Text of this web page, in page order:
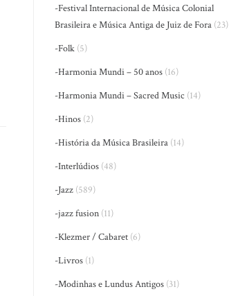
-Festival Internacional de Música Colonial
Brasileira e Música Antiga de Juiz de Fora (23)
-Folk (5)
-Harmonia Mundi – 50 anos (16)
-Harmonia Mundi – Sacred Music (14)
-Hinos (2)
-História da Música Brasileira (14)
-Interlúdios (48)
-Jazz (589)
-jazz fusion (11)
-Klezmer / Cabaret (6)
-Livros (1)
-Modinhas e Lundus Antigos (31)